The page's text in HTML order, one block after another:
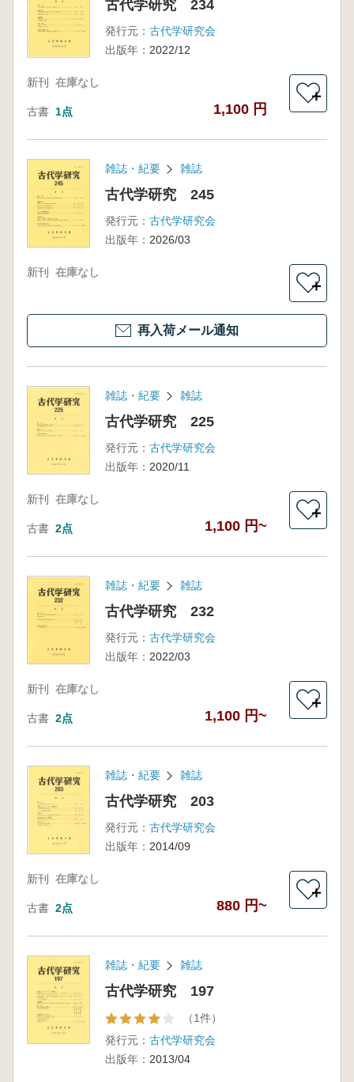
古代学研究 234
発行元： 古代学研究会
出版年： 2022/12
新刊 在庫なし
古書 1点 1,100 円
＋
雑誌・紀要 雑誌
古代学研究 245
発行元： 古代学研究会
出版年： 2026/03
新刊 在庫なし
＋
再入荷メール通知
雑誌・紀要 雑誌
古代学研究 225
発行元： 古代学研究会
出版年： 2020/11
新刊 在庫なし
古書 2点 1,100 円~
＋
雑誌・紀要 雑誌
古代学研究 232
発行元： 古代学研究会
出版年： 2022/03
新刊 在庫なし
古書 2点 1,100 円~
＋
雑誌・紀要 雑誌
古代学研究 203
発行元： 古代学研究会
出版年： 2014/09
新刊 在庫なし
古書 2点 880 円~
＋
雑誌・紀要 雑誌
古代学研究 197
（1件）
発行元： 古代学研究会
出版年： 2013/04